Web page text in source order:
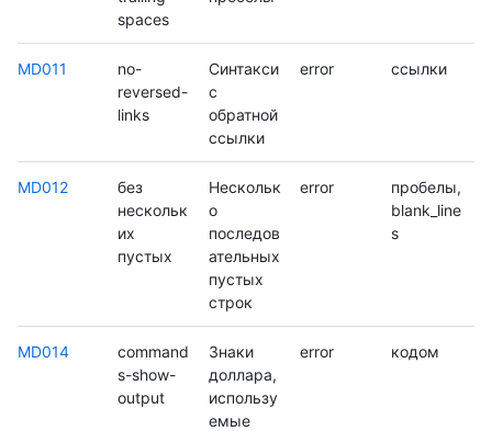
spaces
MD011
no-
reversed-
links
Синтакси
с
обратной
ссылки
error ссылки
MD012
без
нескольк
их
пустых
Нескольк
о
последов
ательных
пустых
строк
error
пробелы,
blank_line
s
MD014
command
s-show-
output
Знаки
доллара,
использу
емые
error кодом